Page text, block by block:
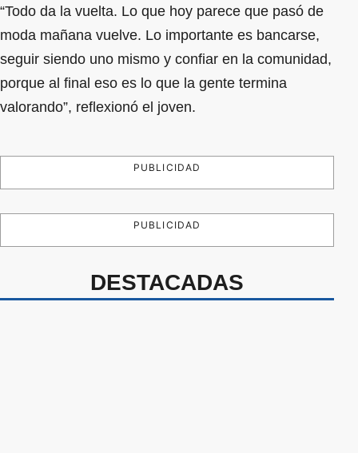
“Todo da la vuelta. Lo que hoy parece que pasó de
moda mañana vuelve. Lo importante es bancarse,
seguir siendo uno mismo y confiar en la comunidad,
porque al final eso es lo que la gente termina
valorando”, reflexionó el joven.
PUBLICIDAD
PUBLICIDAD
DESTACADAS